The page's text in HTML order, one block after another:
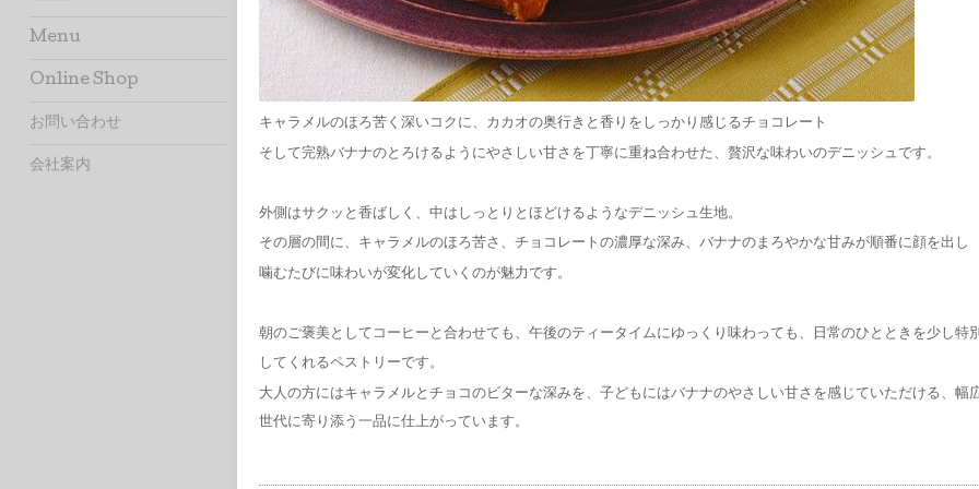
キャラメルのほろ苦く深いコクに、カカオの奥行きと香りをしっかり感じるチョコレート
そして完熟バナナのとろけるようにやさしい甘さを丁寧に重ね合わせた、贅沢な味わいのデニッシュです。
外側はサクッと香ばしく、中はしっとりとほどけるようなデニッシュ生地。
その層の間に、キャラメルのほろ苦さ、チョコレートの濃厚な深み、バナナのまろやかな甘みが順番に顔を出し
噛むたびに味わいが変化していくのが魅力です。
朝のご褒美としてコーヒーと合わせても、午後のティータイムにゆっくり味わっても、日常のひとときを少し特
してくれるペストリーです。
大人の方にはキャラメルとチョコのビターな深みを、子どもにはバナナのやさしい甘さを感じていただける、幅
世代に寄り添う一品に仕上がっています。
Menu
Online Shop
お問い合わせ
会社案内